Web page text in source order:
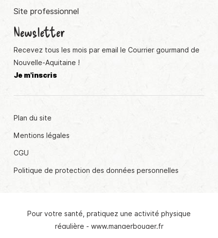
© Crédit photo : Claude Prigent
Site professionnel
Newsletter
Recevez tous les mois par email le Courrier gourmand de
Nouvelle-Aquitaine !
Je m'inscris
Plan du site
Mentions légales
CGU
Politique de protection des données personnelles
Pour votre santé, pratiquez une activité physique
régulière - www.mangerbouger.fr